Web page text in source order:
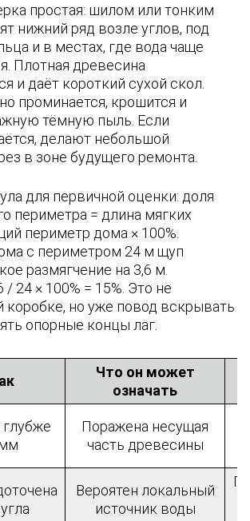
простая: шилом или тонким
нижний ряд возле углов, под
и в местах, где вода чаще
Плотная древесина
и даёт короткий сухой скол.
проминается, крошится и
тёмную пыль. Если
делают небольшой
в зоне будущего ремонта.
для первичной оценки: доля
периметра = длина мягких
периметр дома × 100%.
с периметром 24 м щуп
размягчение на 3,6 м.
/ 24 × 100% = 15%. Это не
коробке, но уже повод вскрывать
опорные концы лаг.
Что он может
означать
Поражена несущая
часть древесины
Вероятен локальный
источник воды